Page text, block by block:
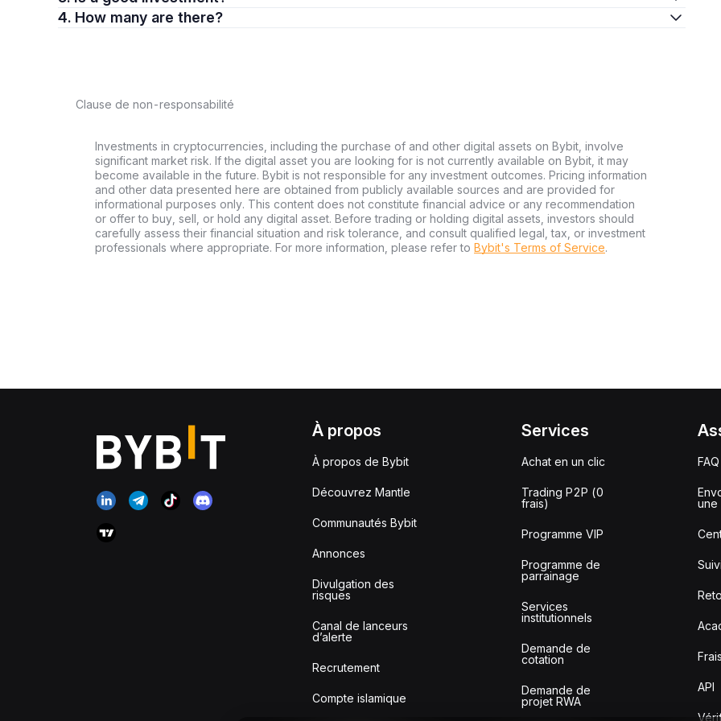
4. How many are there?
Clause de non-responsabilité
Investments in cryptocurrencies, including the purchase of and other digital assets on Bybit, involve
significant market risk. If the digital asset you are looking for is not currently available on Bybit, it may
become available in the future. Bybit is not responsible for any investment outcomes. Pricing information
and other data presented here are obtained from publicly available sources and are provided for
informational purposes only. This content does not constitute financial advice or any recommendation
or offer to buy, sell, or hold any digital asset. Before trading or holding digital assets, investors should
carefully assess their financial situation and risk tolerance, and consult qualified legal, tax, or investment
professionals where appropriate. For more information, please refer to Bybit's Terms of Service.
À propos
À propos de Bybit
Découvrez Mantle
Communautés Bybit
Annonces
Divulgation des
risques
Canal de lanceurs
d’alerte
Recrutement
Compte islamique
Services
Achat en un clic
Trading P2P (0
frais)
Programme VIP
Programme de
parrainage
Services
institutionnels
Demande de
cotation
Demande de
projet RWA
FAQ
une
API